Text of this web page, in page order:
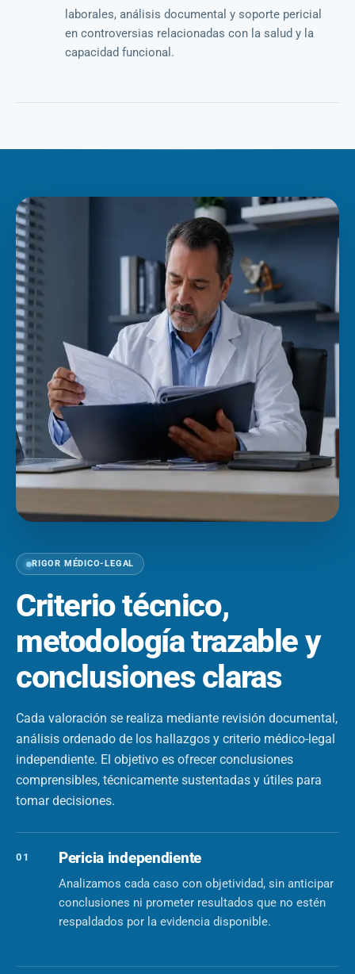
laborales, análisis documental y soporte pericial
en controversias relacionadas con la salud y la
capacidad funcional.
RIGOR MÉDICO-LEGAL
Criterio técnico,
metodología trazable y
conclusiones claras
Cada valoración se realiza mediante revisión documental,
análisis ordenado de los hallazgos y criterio médico-legal
independiente. El objetivo es ofrecer conclusiones
comprensibles, técnicamente sustentadas y útiles para
tomar decisiones.
01 Pericia independiente
Analizamos cada caso con objetividad, sin anticipar
conclusiones ni prometer resultados que no estén
respaldados por la evidencia disponible.